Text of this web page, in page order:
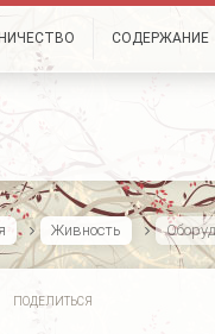
СОДЕРЖАНИЕ
Живность
ПОДЕЛИТЬСЯ